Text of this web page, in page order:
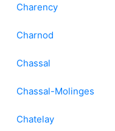
Charency
Charnod
Chassal
Chassal-Molinges
Chatelay